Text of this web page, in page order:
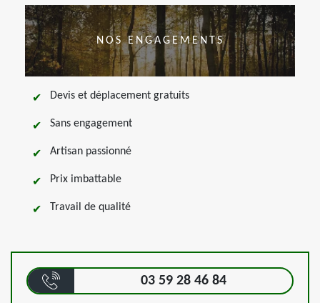
NOS ENGAGEMENTS
Devis et déplacement gratuits
Sans engagement
Artisan passionné
Prix imbattable
Travail de qualité
03 59 28 46 84